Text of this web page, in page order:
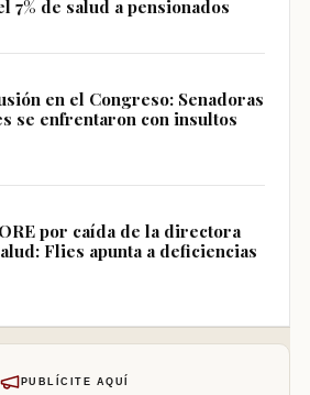
7% de salud a pensionados
en el Congreso: Senadoras
se enfrentaron con insultos
por caída de la directora
Flies apunta a deficiencias
PUBLÍCITE AQUÍ